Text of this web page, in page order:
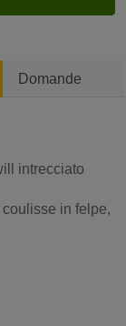
Domande
intrecciato
in felpe,